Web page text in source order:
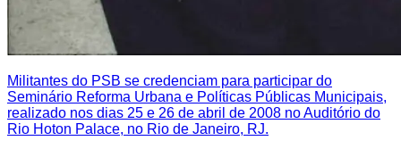
Militantes do PSB se credenciam para participar do
Seminário Reforma Urbana e Políticas Públicas Municipais,
realizado nos dias 25 e 26 de abril de 2008 no Auditório do
Rio Hoton Palace, no Rio de Janeiro, RJ.